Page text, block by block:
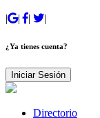
| | | |
¿Ya tienes cuenta?
Iniciar Sesión
Directorio